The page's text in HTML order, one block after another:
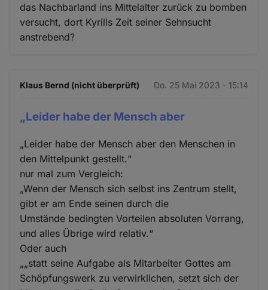
das Nachbarland ins Mittelalter zurück zu bomben
versucht, dort Kyrills Zeit seiner Sehnsucht
anstrebend?
Klaus Bernd (nicht überprüft) Do. 25 Mai 2023 - 15:14
„Leider habe der Mensch aber
„Leider habe der Mensch aber den Menschen in
den Mittelpunkt gestellt.“
nur mal zum Vergleich:
„Wenn der Mensch sich selbst ins Zentrum stellt,
gibt er am Ende seinen durch die
Umstände bedingten Vorteilen absoluten Vorrang,
und alles Übrige wird relativ.“
Oder auch
„„statt seine Aufgabe als Mitarbeiter Gottes am
Schöpfungswerk zu verwirklichen, setzt sich der